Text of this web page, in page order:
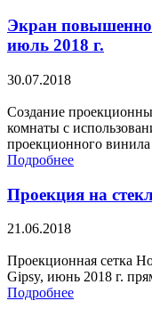
Экран
июль 2018 г.
30.07.2018
Создание
комнаты с
проекционного
Подробнее
Проекция на
21.06.2018
Проекционная сетка
Gipsy, июнь 2018 г.
Подробнее